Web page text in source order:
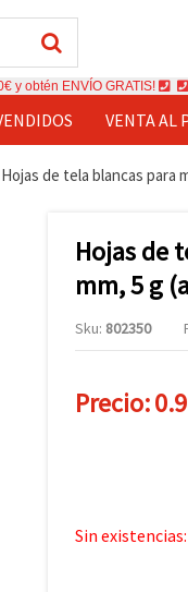
y obtén ENVÍO GRATIS!
VENTA AL
Hojas de tela blancas para
Hojas de
mm, 5 g
Sku: 802350
Precio:
Sin existencias: